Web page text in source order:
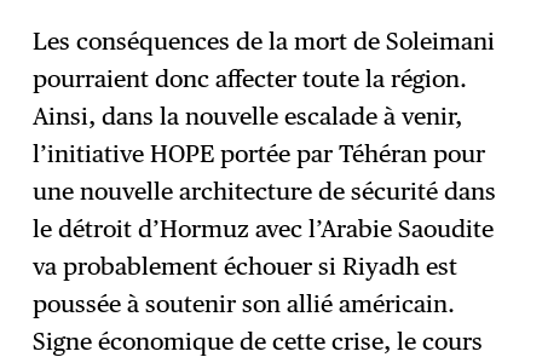
Les conséquences de la mort de Soleimani
pourraient donc affecter toute la région.
Ainsi, dans la nouvelle escalade à venir,
l’initiative HOPE portée par Téhéran pour
une nouvelle architecture de sécurité dans
le détroit d’Hormuz avec l’Arabie Saoudite
va probablement échouer si Riyadh est
poussée à soutenir son allié américain.
Signe économique de cette crise, le cours